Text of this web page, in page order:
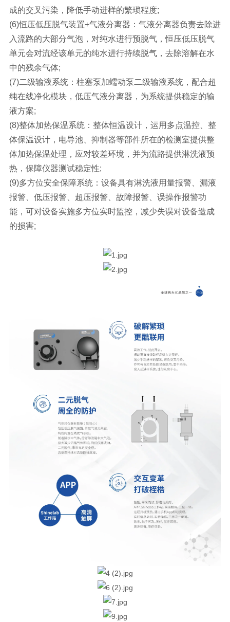
成的交叉污染，降低手动进样的繁琐程度;
(6)恒压低压脱气装置+气液分离器：气液分离器负责去除进
入流路的大部分气泡，对纯水进行预脱气，恒压低压脱气
单元会对流经该单元的纯水进行持续脱气，去除溶解在水
中的残余气体;
(7)二级输液系统：柱塞泵加蠕动泵二级输液系统，配合超
纯在线净化模块，低压气液分离器，为系统提供稳定的输
液方案;
(8)整体加热保温系统：整体恒温设计，运用多点温控、整
体保温设计，电导池、抑制器等部件所在的检测室提供整
体加热保温处理，应对较差环境，并为流路提供淋洗液预
热，保障仪器测试稳定性;
(9)多方位安全保障系统：设备具有淋洗液用量报警、漏液
报警、低压报警、超压报警、故障报警、误操作报警功
能，可对设备实施多方位实时监控，减少失误对设备造成
的损害;